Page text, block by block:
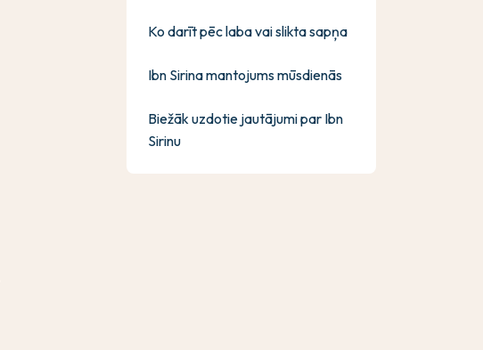
Ko darīt pēc laba vai slikta sapņa
Ibn Sirina mantojums mūsdienās
Biežāk uzdotie jautājumi par Ibn
Sirinu